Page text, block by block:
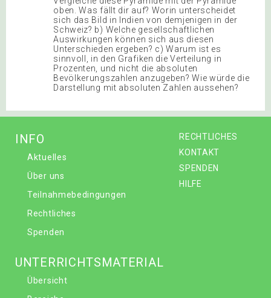
oben. Was fällt dir auf? Worin unterscheidet
sich das Bild in Indien von demjenigen in der
Schweiz? b) Welche gesellschaftlichen
Auswirkungen können sich aus diesen
Unterschieden ergeben? c) Warum ist es
sinnvoll, in den Grafiken die Verteilung in
Prozenten, und nicht die absoluten
Bevölkerungszahlen anzugeben? Wie würde die
Darstellung mit absoluten Zahlen aussehen?
RECHTLICHES
KONTAKT
SPENDEN
HILFE
INFO
Aktuelles
Über uns
Teilnahmebedingungen
Rechtliches
Spenden
UNTERRICHTSMATERIAL
Übersicht